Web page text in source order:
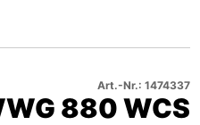
Art.-Nr.: 1474337
880 WCS